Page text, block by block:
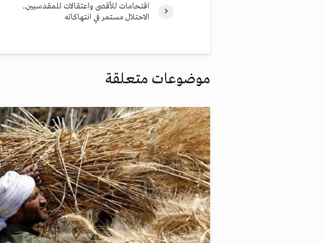
اقتحامات للأقصى واعتقالات للمقدسيين..
الاحتلال مستمر في انتهاكاته
موضوعات متعلقة